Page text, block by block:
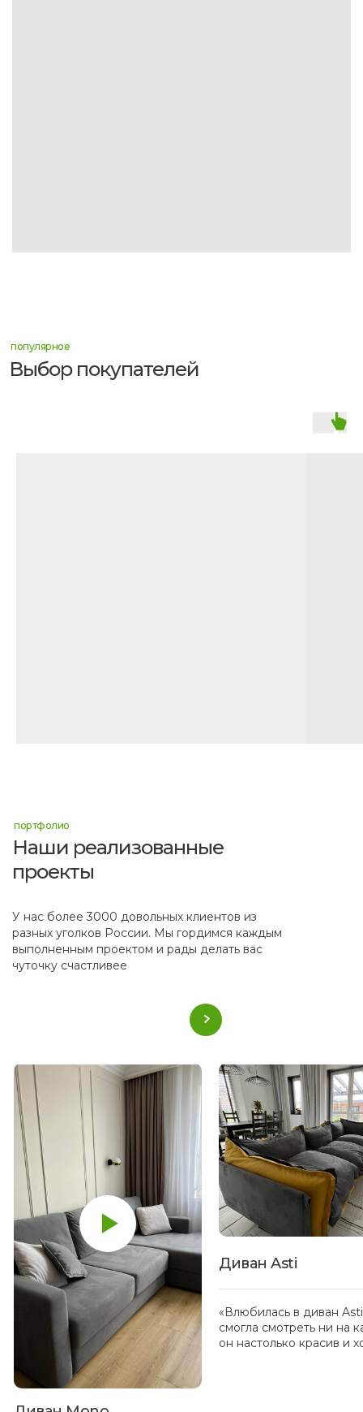
Выбор покупателей
популярное
Наши реализованные
проекты
портфолио
У нас более 3000 довольных клиентов из
разных уголков России. Мы гордимся каждым
выполненным проектом и рады делать вас
чуточку счастливее
«Влюбилась в диван
смогла смотреть ни на
он настолько красив и
Диван Asti